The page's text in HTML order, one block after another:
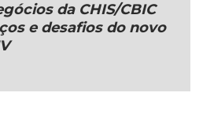
da CHIS/CBIC
e desafios do novo